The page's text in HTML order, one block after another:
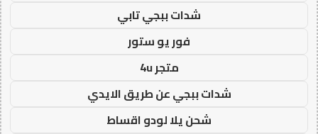
شدات ببجي تابي
فور يو ستور
متجر 4u
شدات ببجي عن طريق الايدي
شحن يلا لودو اقساط